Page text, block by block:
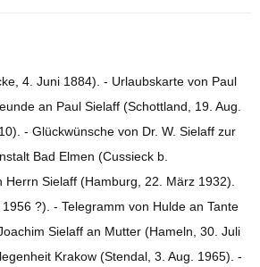
4. Juni 1884). - Urlaubskarte von Paul
an Paul Sielaff (Schottland, 19. Aug.
- Glückwünsche von Dr. W. Sielaff zur
Bad Elmen (Cussieck b.
Sielaff (Hamburg, 22. März 1932).
?). - Telegramm von Hulde an Tante
Sielaff an Mutter (Hameln, 30. Juli
Krakow (Stendal, 3. Aug. 1965). -